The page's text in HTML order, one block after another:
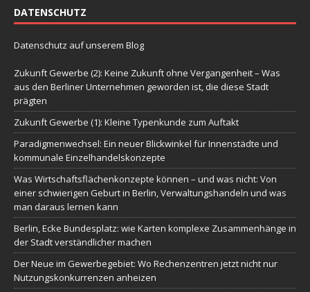
DATENSCHUTZ
Datenschutz auf unserem Blog
Zukunft Gewerbe (2): Keine Zukunft ohne Vergangenheit – Was
aus den Berliner Unternehmen geworden ist, die diese Stadt
prägten
Zukunft Gewerbe (1): Kleine Typenkunde zum Auftakt
Paradigmenwechsel: Ein neuer Blickwinkel für Innenstädte und
kommunale Einzelhandelskonzepte
Was Wirtschaftsflächenkonzepte können – und was nicht: Von
einer schwierigen Geburt in Berlin, Verwaltungshandeln und was
man daraus lernen kann
Berlin, Ecke Bundesplatz: wie Karten komplexe Zusammenhänge in
der Stadt verständlicher machen
Der Neue im Gewerbegebiet: Wo Rechenzentren jetzt nicht nur
Nutzungskonkurrenzen anheizen